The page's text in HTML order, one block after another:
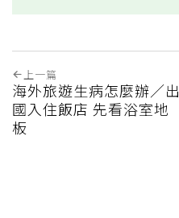
上一篇
海外旅遊生病怎麼辦／出
國入住飯店 先看浴室地
板